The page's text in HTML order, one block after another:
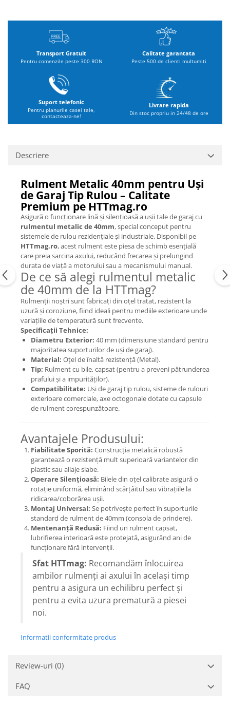
Transport Gratuit
Pentru comenzile peste 300 RON
Calitate garantata
Peste 500 de clienti multumiti
Suport telefonic
Pentru planurile casei tale,
contacteaza-ne!
Livrare rapida
Din stoc propriu in 24/48 de ore
Descriere
Rulment Metalic 40mm pentru Uși
de Garaj Tip Rulou – Calitate
Premium pe HTTmag.ro
Asigură o funcționare lină și silențioasă a ușii tale de garaj cu
rulmentul metalic de 40mm, special conceput pentru
sistemele de rulou rezidențiale și industriale. Disponibil pe
HTTmag.ro, acest rulment este piesa de schimb esențială
care preia sarcina axului, reducând frecarea și prelungind
durata de viață a motorului sau a mecanismului manual.
De ce să alegi rulmentul metalic
de 40mm de la HTTmag?
Rulmenții noștri sunt fabricați din oțel tratat, rezistent la
uzură și coroziune, fiind ideali pentru mediile exterioare unde
variațiile de temperatură sunt frecvente.
Specificații Tehnice:
Diametru Exterior: 40 mm (dimensiune standard pentru
majoritatea suporturilor de uși de garaj).
Material: Oțel de înaltă rezistență (Metal).
Tip: Rulment cu bile, capsat (pentru a preveni pătrunderea
prafului și a impurităților).
Compatibilitate: Uși de garaj tip rulou, sisteme de rulouri
exterioare comerciale, axe octogonale dotate cu capsule
de rulment corespunzătoare.
Avantajele Produsului:
Fiabilitate Sporită: Construcția metalică robustă
garantează o rezistență mult superioară variantelor din
plastic sau aliaje slabe.
Operare Silențioasă: Bilele din oțel calibrate asigură o
rotație uniformă, eliminând scârțâitul sau vibrațiile la
ridicarea/coborârea ușii.
Montaj Universal: Se potrivește perfect în suporturile
standard de rulment de 40mm (consola de prindere).
Mentenanță Redusă: Fiind un rulment capsat,
lubrifierea interioară este protejată, asigurând ani de
funcționare fără intervenții.
Sfat HTTmag: Recomandăm înlocuirea
ambilor rulmenți ai axului în același timp
pentru a asigura un echilibru perfect și
pentru a evita uzura prematură a piesei
noi.
Informatii conformitate produs
Review-uri (0)
FAQ